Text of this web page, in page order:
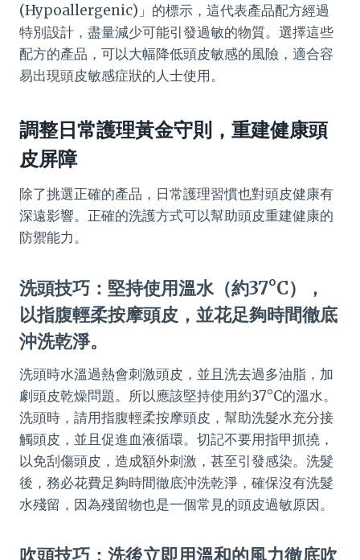
(Hypoallergenic)」的標示，這代表產品配方經過
特別設計，盡量減少可能引發過敏的物質。選擇這些
配方的產品，可以大幅降低頭皮敏感的風險，適合容
易出現頭皮敏感症狀的人士使用。
調整日常護理黃金守則，重建健康頭
皮屏障
除了挑選正確的產品，日常護理習慣也對頭皮健康有
深遠影響。正確的洗護方式可以幫助頭皮重建健康的
防禦能力。
洗頭技巧：堅持使用溫水（約37°C），
以指腹輕柔按摩頭皮，並花足夠時間徹底
沖洗乾淨。
洗頭時水溫過熱會刺激頭皮，並且洗去過多油脂，加
劇頭皮乾燥問題。所以應該堅持使用約37°C的溫水。
洗頭時，請用指腹輕柔按摩頭皮，幫助洗髮水充分接
觸頭皮，並且促進血液循環。切記不要用指甲抓撓，
以免刮傷頭皮，造成額外刺激，甚至引發感染。洗髮
後，務必花費足夠時間徹底沖洗乾淨，確保沒有洗髮
水殘留，因為殘留物也是一個常見的頭皮過敏原因。
吹頭技巧：洗後立即用溫和的風力徹底吹